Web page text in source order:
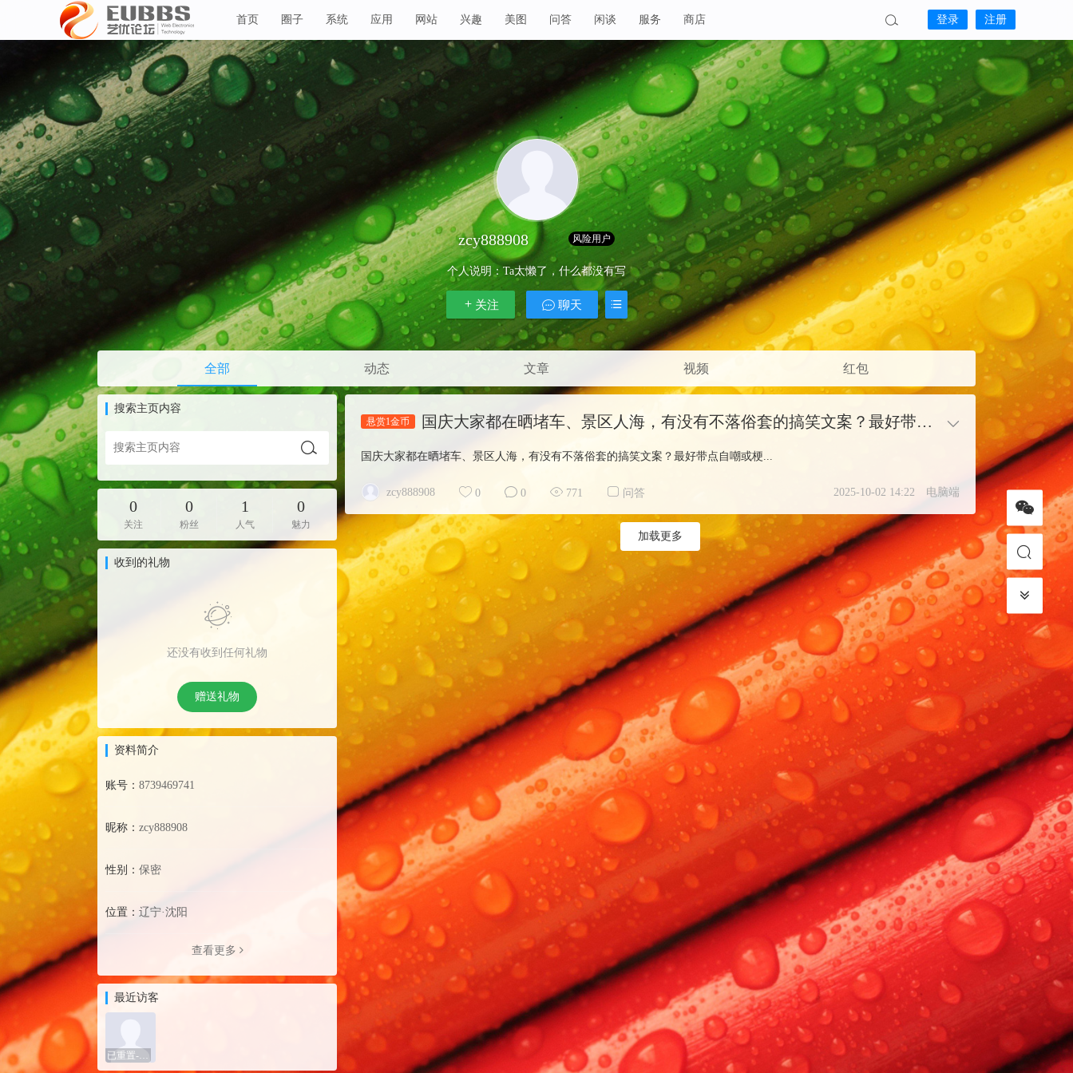
首页 圈子 系统 应用 网站 兴趣 美图 问答 闲谈 服务 商店 登录 注册
zcy888908 Lv 1 风险用户
个人说明：Ta太懒了，什么都没有写
关注 聊天
全部 动态 文章 视频 红包
搜索主页内容
0
关注
0
粉丝
1
人气
0
魅力
收到的礼物
还没有收到任何礼物
赠送礼物
资料简介
账号： 8739469741
昵称： zcy888908
性别： 保密
位置： 辽宁·沈阳
查看更多
最近访客
悬赏1金币 国庆大家都在晒堵车、景区人海，有没有不落俗套的搞笑文案？最好带点自嘲或梗
国庆大家都在晒堵车、景区人海，有没有不落俗套的搞笑文案？最好带点自嘲或梗...
zcy888908 0 0 771 问答 2025-10-02 14:22 电脑端
加载更多